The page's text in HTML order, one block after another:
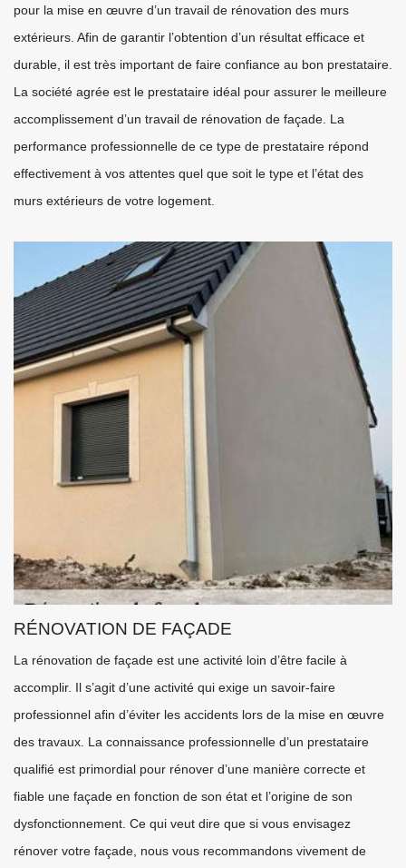
pour la mise en œuvre d’un travail de rénovation des murs
extérieurs. Afin de garantir l’obtention d’un résultat efficace et
durable, il est très important de faire confiance au bon prestataire.
La société agrée est le prestataire idéal pour assurer le meilleure
accomplissement d’un travail de rénovation de façade. La
performance professionnelle de ce type de prestataire répond
effectivement à vos attentes quel que soit le type et l’état des
murs extérieurs de votre logement.
RÉNOVATION DE FAÇADE
La rénovation de façade est une activité loin d’être facile à
accomplir. Il s’agit d’une activité qui exige un savoir-faire
professionnel afin d’éviter les accidents lors de la mise en œuvre
des travaux. La connaissance professionnelle d’un prestataire
qualifié est primordial pour rénover d’une manière correcte et
fiable une façade en fonction de son état et l’origine de son
dysfonctionnement. Ce qui veut dire que si vous envisagez
rénover votre façade, nous vous recommandons vivement de